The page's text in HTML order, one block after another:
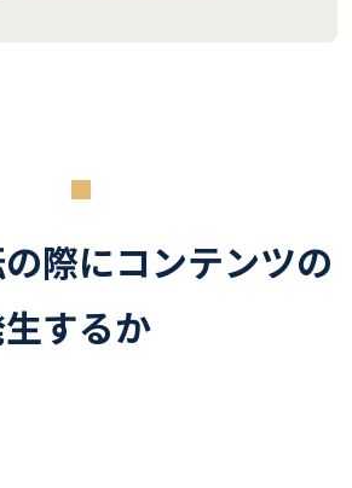
際にコンテンツの
するか